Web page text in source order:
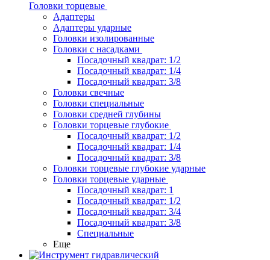
Головки торцевые
Адаптеры
Адаптеры ударные
Головки изолированные
Головки с насадками
Посадочный квадрат: 1/2
Посадочный квадрат: 1/4
Посадочный квадрат: 3/8
Головки свечные
Головки специальные
Головки средней глубины
Головки торцевые глубокие
Посадочный квадрат: 1/2
Посадочный квадрат: 1/4
Посадочный квадрат: 3/8
Головки торцевые глубокие ударные
Головки торцевые ударные
Посадочный квадрат: 1
Посадочный квадрат: 1/2
Посадочный квадрат: 3/4
Посадочный квадрат: 3/8
Специальные
Еще